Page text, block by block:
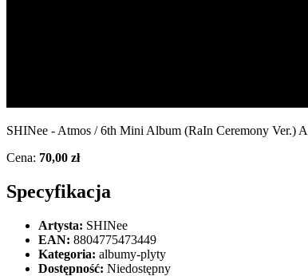
SHINee - Atmos / 6th Mini Album (RaIn Ceremony Ver.)
Cena: 70,00 zł
Specyfikacja
Artysta: SHINee
EAN: 8804775473449
Kategoria: albumy-plyty
Dostępność: Niedostępny